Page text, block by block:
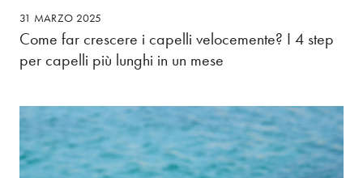
31 MARZO 2025
Come far crescere i capelli velocemente? I 4 step
per capelli più lunghi in un mese